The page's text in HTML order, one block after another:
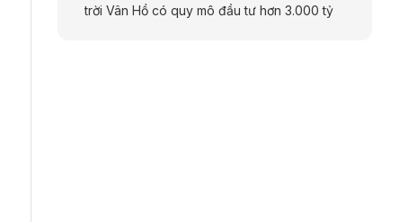
trời Vân Hồ có quy mô đầu tư hơn 3.000 tỷ